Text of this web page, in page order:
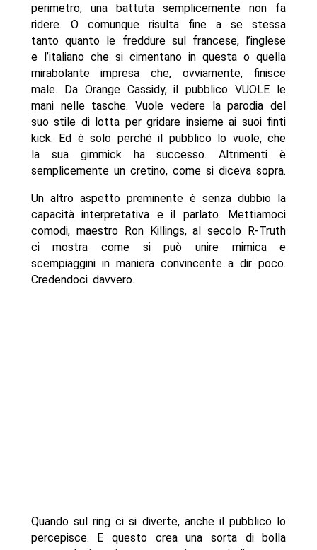
perimetro, una battuta semplicemente non fa
ridere. O comunque risulta fine a se stessa
tanto quanto le freddure sul francese, l’inglese
e l’italiano che si cimentano in questa o quella
mirabolante impresa che, ovviamente, finisce
male. Da Orange Cassidy, il pubblico VUOLE le
mani nelle tasche. Vuole vedere la parodia del
suo stile di lotta per gridare insieme ai suoi finti
kick. Ed è solo perché il pubblico lo vuole, che
la sua gimmick ha successo. Altrimenti è
semplicemente un cretino, come si diceva sopra.
Un altro aspetto preminente è senza dubbio la
capacità interpretativa e il parlato. Mettiamoci
comodi, maestro Ron Killings, al secolo R-Truth
ci mostra come si può unire mimica e
scempiaggini in maniera convincente a dir poco.
Credendoci davvero.
Quando sul ring ci si diverte, anche il pubblico lo
percepisce. E questo crea una sorta di bolla